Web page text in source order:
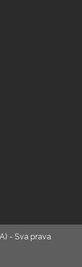
- Sva prava